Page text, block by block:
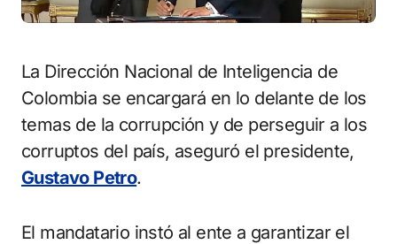
La Dirección Nacional de Inteligencia de
Colombia se encargará en lo delante de los
temas de la corrupción y de perseguir a los
corruptos del país, aseguró el presidente,
Gustavo Petro.
El mandatario instó al ente a garantizar el